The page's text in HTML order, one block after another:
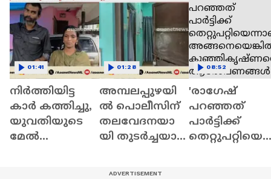
നിർത്തിയിട്ട
കാർ കത്തിച്ചു,
യുവതിയുടെ
മേൽ
01:41
അമ്പലപ്പുഴയി
ല്‍ പൊലീസിന്
തലവേദനയാ
യി തുടര്‍ച്ചയായ
01:28
'രാഗേഷ്
പറഞ്ഞത്
പാർട്ടിക്ക്
തെറ്റുപറ്റിയെ
08:52